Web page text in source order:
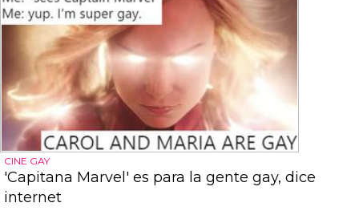
CINE GAY
'Capitana Marvel' es para la gente gay, dice
internet